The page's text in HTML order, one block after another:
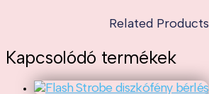
Related Products
Kapcsolódó termékek